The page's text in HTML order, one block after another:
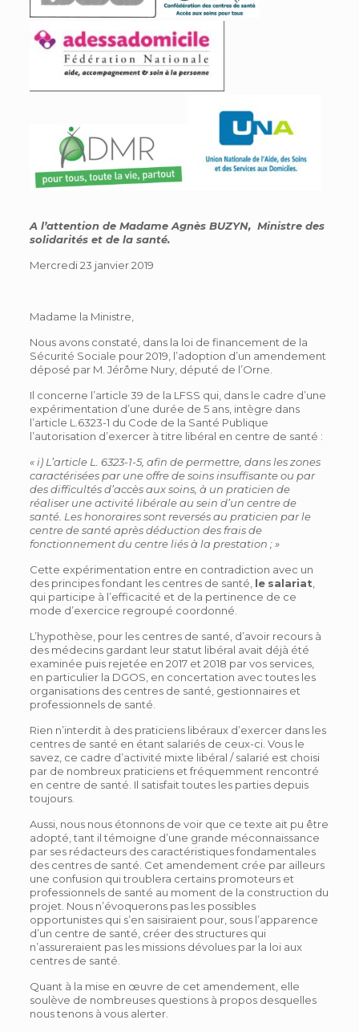
A l’attention de Madame Agnès BUZYN, Ministre des
solidarités et de la santé.
Mercredi 23 janvier 2019
Madame la Ministre,
Nous avons constaté, dans la loi de financement de la
Sécurité Sociale pour 2019, l’adoption d’un amendement
déposé par M. Jérôme Nury, député de l’Orne.
Il concerne l’article 39 de la LFSS qui, dans le cadre d’une
expérimentation d’une durée de 5 ans, intègre dans
l’article L.6323-1 du Code de la Santé Publique
l’autorisation d’exercer à titre libéral en centre de santé :
« i) L’article L. 6323-1-5, afin de permettre, dans les zones
caractérisées par une offre de soins insuffisante ou par
des difficultés d’accès aux soins, à un praticien de
réaliser une activité libérale au sein d’un centre de
santé. Les honoraires sont reversés au praticien par le
centre de santé après déduction des frais de
fonctionnement du centre liés à la prestation ; »
Cette expérimentation entre en contradiction avec un
des principes fondant les centres de santé, le salariat,
qui participe à l’efficacité et de la pertinence de ce
mode d’exercice regroupé coordonné.
L’hypothèse, pour les centres de santé, d’avoir recours à
des médecins gardant leur statut libéral avait déjà été
examinée puis rejetée en 2017 et 2018 par vos services,
en particulier la DGOS, en concertation avec toutes les
organisations des centres de santé, gestionnaires et
professionnels de santé.
Rien n’interdit à des praticiens libéraux d’exercer dans les
centres de santé en étant salariés de ceux-ci. Vous le
savez, ce cadre d’activité mixte libéral / salarié est choisi
par de nombreux praticiens et fréquemment rencontré
en centre de santé. Il satisfait toutes les parties depuis
toujours.
Aussi, nous nous étonnons de voir que ce texte ait pu être
adopté, tant il témoigne d’une grande méconnaissance
par ses rédacteurs des caractéristiques fondamentales
des centres de santé. Cet amendement crée par ailleurs
une confusion qui troublera certains promoteurs et
professionnels de santé au moment de la construction du
projet. Nous n’évoquerons pas les possibles
opportunistes qui s’en saisiraient pour, sous l’apparence
d’un centre de santé, créer des structures qui
n’assureraient pas les missions dévolues par la loi aux
centres de santé.
Quant à la mise en œuvre de cet amendement, elle
soulève de nombreuses questions à propos desquelles
nous tenons à vous alerter.